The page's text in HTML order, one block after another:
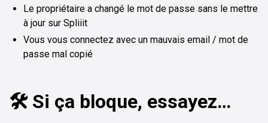
Le propriétaire a changé le mot de passe sans le mettre
à jour sur Spliiit
Vous vous connectez avec un mauvais email / mot de
passe mal copié
🛠️ Si ça bloque, essayez…